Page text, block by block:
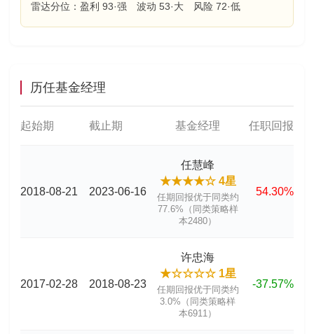
雷达分位：盈利 93·强 波动 53·大 风险 72·低
历任基金经理
起始期 截止期 基金经理 任职回报
2018-08-21 2023-06-16
任慧峰
★★★★☆ 4星
任期回报优于同类约
77.6%（同类策略样
本2480）
54.30%
2017-02-28 2018-08-23
许忠海
★☆☆☆☆ 1星
任期回报优于同类约
3.0%（同类策略样
本6911）
-37.57%